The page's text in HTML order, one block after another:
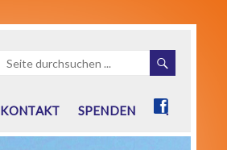
KONTAKT SPENDEN .